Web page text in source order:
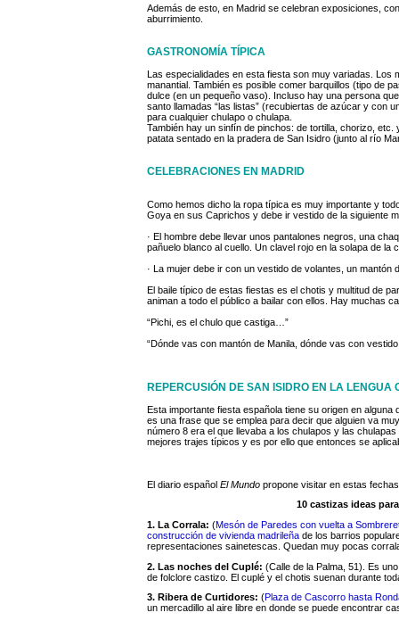
Además de esto, en Madrid se celebran exposiciones,
aburrimiento.
GASTRONOMÍA TÍPICA
Las especialidades en esta fiesta son muy variadas. Los
manantial. También es posible comer barquillos (tipo de
dulce (en un pequeño vaso). Incluso hay una persona
santo llamadas “las listas” (recubiertas de azúcar y con
para cualquier chulapo o chulapa.
También hay un sinfín de pinchos: de tortilla, chorizo,
patata sentado en la pradera de San Isidro (junto al río
CELEBRACIONES EN MADRID
Como hemos dicho la ropa típica es muy importante y
Goya en sus Caprichos y debe ir vestido de la siguiente
· El hombre debe llevar unos pantalones negros, una
pañuelo blanco al cuello. Un clavel rojo en la solapa de la
· La mujer debe ir con un vestido de volantes, un
El baile típico de estas fiestas es el chotis y multitud de
animan a todo el público a bailar con ellos. Hay muchas
“Pichi, es el chulo que castiga…”
“Dónde vas con mantón de Manila, dónde vas con
REPERCUSIÓN DE SAN ISIDRO EN LA LENGUA
Esta importante fiesta española tiene su origen en
es una frase que se emplea para decir que alguien va
número 8 era el que llevaba a los chulapos y las
mejores trajes típicos y es por ello que entonces se
El diario español El Mundo propone visitar en estas
10 castizas ideas
1. La Corrala: (Mesón de Paredes con vuelta a
construcción de vivienda madrileña de los barrios
representaciones sainetescas. Quedan muy pocas
2. Las noches del Cuplé: (Calle de la Palma, 51). Es
de folclore castizo. El cuplé y el chotis suenan durante
3. Ribera de Curtidores: (Plaza de Cascorro hasta
un mercadillo al aire libre en donde se puede encontrar